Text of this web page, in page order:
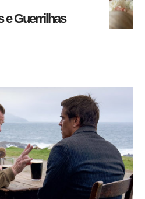
e Guerrilhas